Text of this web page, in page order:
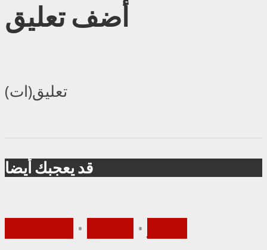
أضف تعليق
تعليق(ات)
قد يعجبك أيضا
•
•